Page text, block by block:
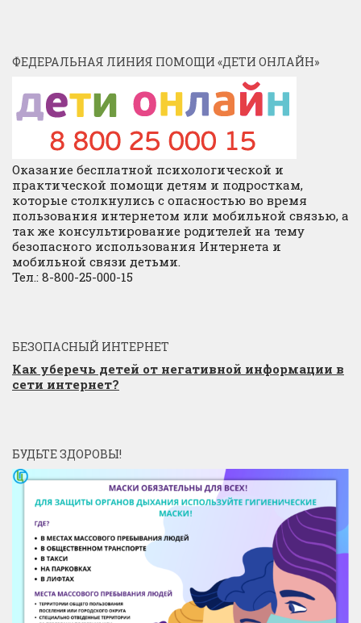
ФЕДЕРАЛЬНАЯ ЛИНИЯ ПОМОЩИ «ДЕТИ ОНЛАЙН»
Оказание бесплатной психологической и
практической помощи детям и подросткам,
которые столкнулись с опасностью во время
пользования интернетом или мобильной связью, а
так же консультирование родителей на тему
безопасного использования Интернета и
мобильной связи детьми.
Тел.: 8-800-25-000-15
БЕЗОПАСНЫЙ ИНТЕРНЕТ
Как уберечь детей от негативной информации в
сети интернет?
БУДЬТЕ ЗДОРОВЫ!